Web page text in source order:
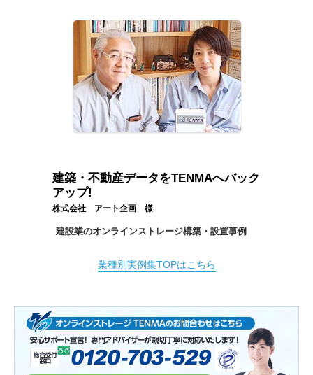
建築・不動産データをTENMAへバック
アップ!
株式会社 アート企画 様
建設業のオンラインストレージ構築・設置事例
業種別実例集TOPはこちら